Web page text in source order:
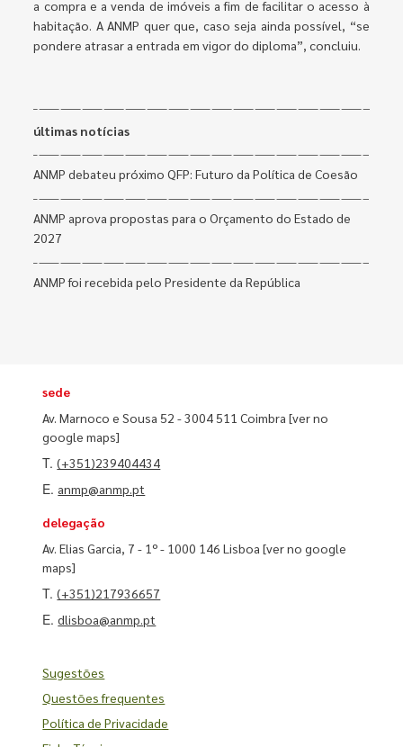
a compra e a venda de imóveis a fim de facilitar o acesso à
habitação. A ANMP quer que, caso seja ainda possível, “se
pondere atrasar a entrada em vigor do diploma”, concluiu.
últimas notícias
ANMP debateu próximo QFP: Futuro da Política de Coesão
ANMP aprova propostas para o Orçamento do Estado de
2027
ANMP foi recebida pelo Presidente da República
sede
Av. Marnoco e Sousa 52 - 3004 511 Coimbra[ver no
google maps]
T.(+351)239404434
E. anmp@anmp.pt
delegação
Av. Elias Garcia, 7 - 1º - 1000 146 Lisboa[ver no google
maps]
T.(+351)217936657
E.dlisboa@anmp.pt
Sugestões
Questões frequentes
Política de Privacidade